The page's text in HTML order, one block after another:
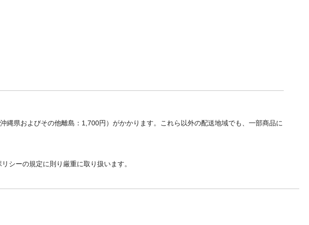
県およびその他離島：1,700円）がかかります。これら以外の配送地域でも、一部商品に
シーの規定に則り厳重に取り扱います。